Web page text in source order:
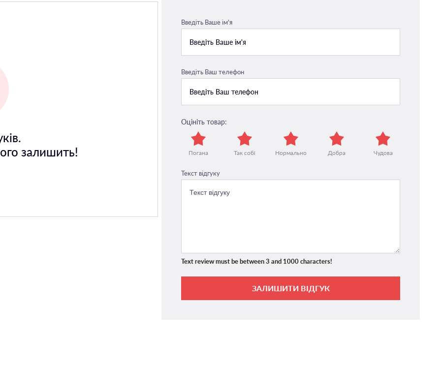
залишить!
Введіть Ваше ім'я
Введіть Ваш телефон
Оцініть товар:
Погана Так собі Нормально Добра Чудова
Текст відгуку
Text review must be between 3 and 1000 characters!
ЗАЛИШИТИ ВІДГУК